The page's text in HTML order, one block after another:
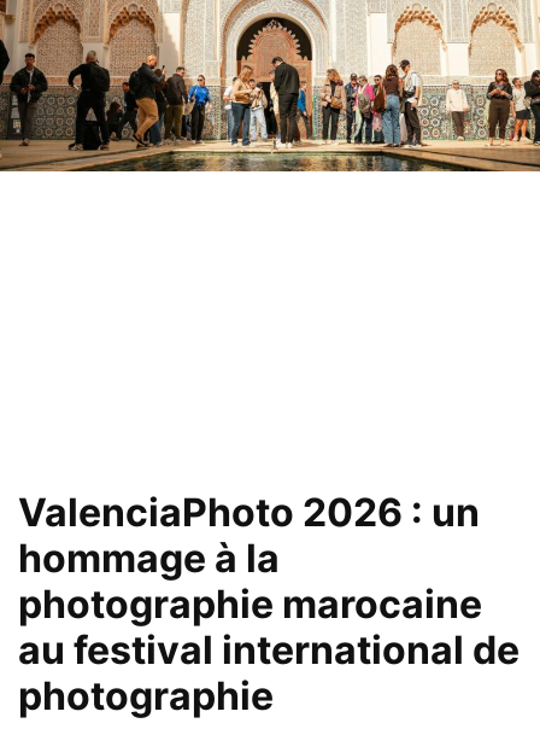
ValenciaPhoto 2026 : un
hommage à la
photographie marocaine
au festival international de
photographie